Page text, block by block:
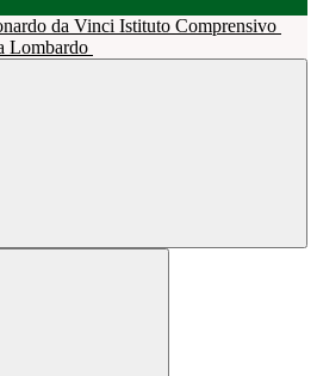
Istituto Comprensivo
Lombardo